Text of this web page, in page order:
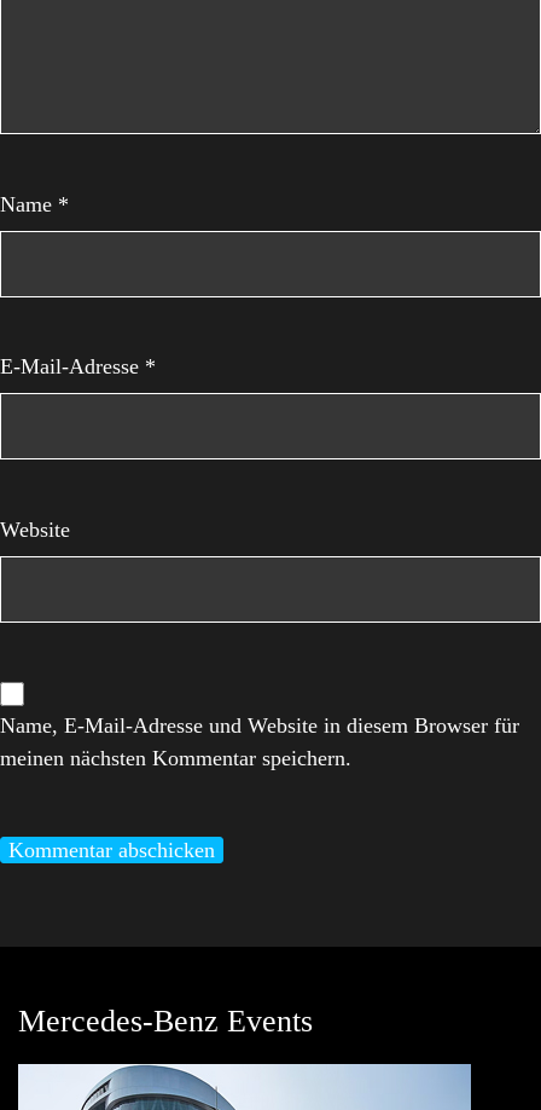
Name *
E-Mail-Adresse *
Website
Name, E-Mail-Adresse und Website in diesem Browser für
meinen nächsten Kommentar speichern.
Mercedes-Benz Events